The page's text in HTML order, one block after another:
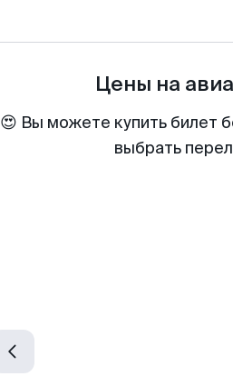
Цены на
😍 Вы можете купить билет
выбрать